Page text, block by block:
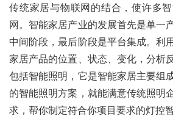
传统家居与物联网的结合，使许多
网。智能家居产业的发展首先是单一
中间阶段，最后阶段是平台集成。利
家居产品的位置、状态、变化，分析
包括智能照明，它是智能家居主要组
的智能照明方案，就能满意传统照明
求，帮你制定符合你项目要求的灯控